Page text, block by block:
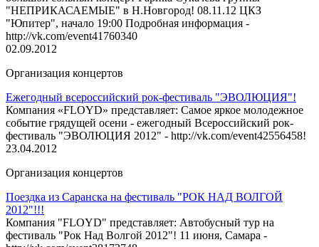
"НЕПРИКАСАЕМЫЕ" в Н.Новгород! 08.11.12 ЦКЗ
"Юпитер", начало 19:00 Подробная информация -
http://vk.com/event41760340
02.09.2012
Организация концертов
Ежегодный всероссийский рок-фестиваль "ЭВОЛЮЦИЯ"!
Компания «FLOYD» представляет: Самое яркое молодежное
событие грядущей осени - ежегодный Всероссийский рок-
фестиваль "ЭВОЛЮЦИЯ 2012" - http://vk.com/event42556458!
23.04.2012
Организация концертов
Поездка из Саранска на фестиваль "РОК НАД ВОЛГОЙ
2012"!!!
Компания "FLOYD" представляет: Автобусный тур на
фестиваль "Рок Над Волгой 2012"! 11 июня, Самара -